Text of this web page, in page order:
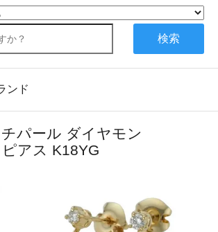
検索
ンド
パール ダイヤモン
アス K18YG